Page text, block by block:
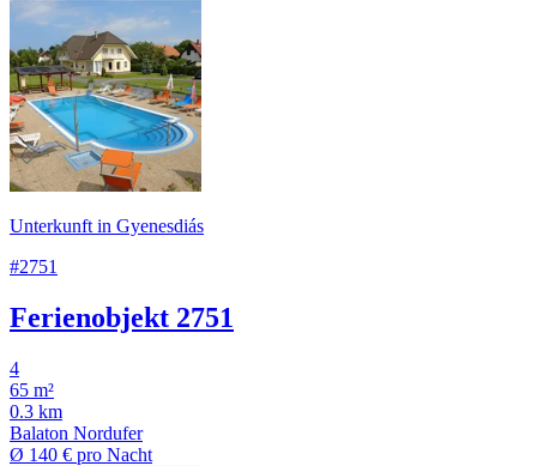
Unterkunft in Gyenesdiás
#2751
Ferienobjekt 2751
4
65 m²
0.3 km
Balaton Nordufer
Ø 140 € pro Nacht